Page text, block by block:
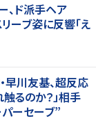
、ド派手ヘア
ーブ姿に反響「え
早川友基、超反応
るのか？」相手
ーセーブ”